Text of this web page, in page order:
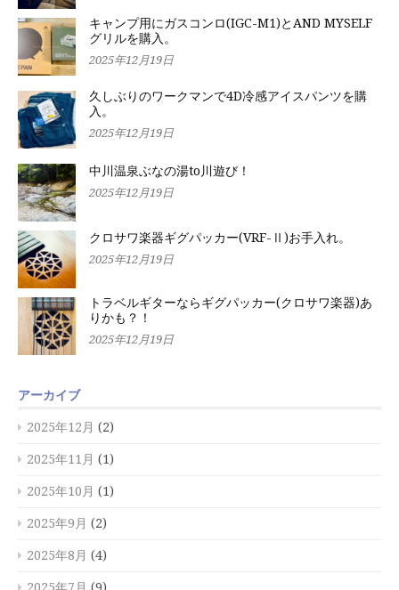
キャンプ用にガスコンロ(IGC-M1)とAND MYSELF
グリルを購入。
2025年12月19日
久しぶりのワークマンで4D冷感アイスパンツを購
入。
2025年12月19日
中川温泉ぶなの湯to川遊び！
2025年12月19日
クロサワ楽器ギグパッカー(VRF-Ⅱ)お手入れ。
2025年12月19日
トラベルギターならギグパッカー(クロサワ楽器)あ
りかも？！
2025年12月19日
アーカイブ
2025年12月 (2)
2025年11月 (1)
2025年10月 (1)
2025年9月 (2)
2025年8月 (4)